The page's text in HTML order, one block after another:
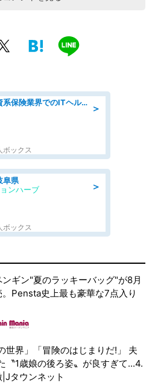
＞
ヘルプデスク/外資系保険業界でのITヘルプデスク業務/駅近/即日勤務可/ヘルプデスク
ボックス
＞
阜県
ンハーブ
ボックス
ギン"夏のラッキーバッグ"が8月
Pensta史上最も豪華な7点入り
世界」「冒険のはじまりだ!」 夫
〝1歳娘の後ろ姿〟が良すぎて...4.
タウンネット